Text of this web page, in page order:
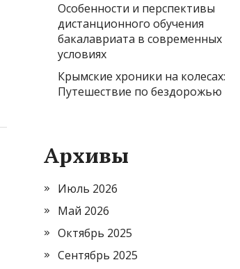
Особенности и перспективы
дистанционного обучения
бакалавриата в современных
условиях
Крымские хроники на колесах:
Путешествие по бездорожью
Архивы
Июль 2026
Май 2026
Октябрь 2025
Сентябрь 2025